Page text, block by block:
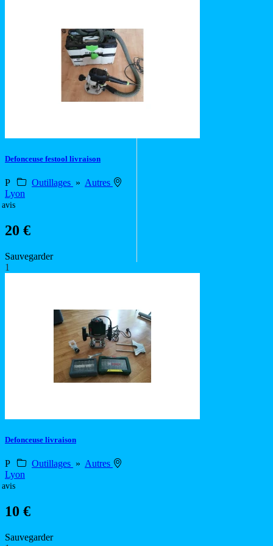
Defonceuse festool livraison
P Outillages » Autres
Lyon
avis
20 €
Sauvegarder
1
Defonceuse livraison
P Outillages » Autres
Lyon
avis
10 €
Sauvegarder